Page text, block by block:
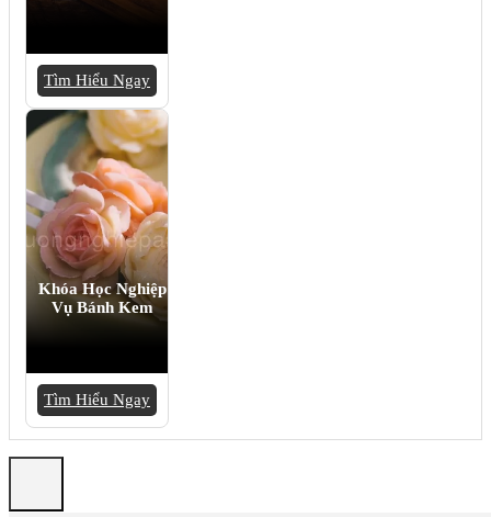
Tìm Hiểu Ngay
Khóa Học Nghiệp
Vụ Bánh Kem
Tìm Hiểu Ngay